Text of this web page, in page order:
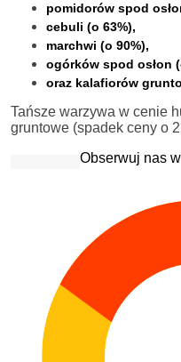
pomidorów spod
cebuli (o 63%),
marchwi (o 90%),
ogórków spod osłon
oraz kalafiorów
Tańsze warzywa w cenie
gruntowe (spadek ceny o
Obserwuj nas